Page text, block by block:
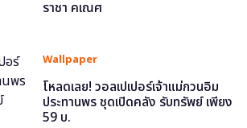
ราชา คเณศ
Wallpaper
โหลดเลย! วอลเปเปอร์เจ้าแม่กวนอิม
ประทานพร ชุดเปิดคลัง รับทรัพย์ เพียง
59 บ.